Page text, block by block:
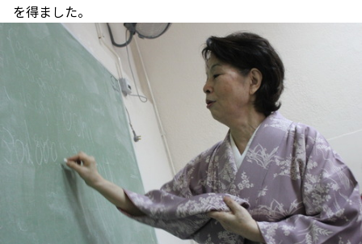
を得ました。